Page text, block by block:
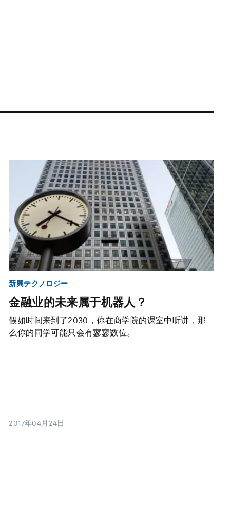
新興テクノロジー
金融业的未来属于机器人？
假如时间来到了2030，你在商学院的课室中听讲，那
么你的同学可能只会有寥寥数位。
2017年04月24日